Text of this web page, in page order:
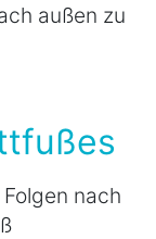
außen zu
nach